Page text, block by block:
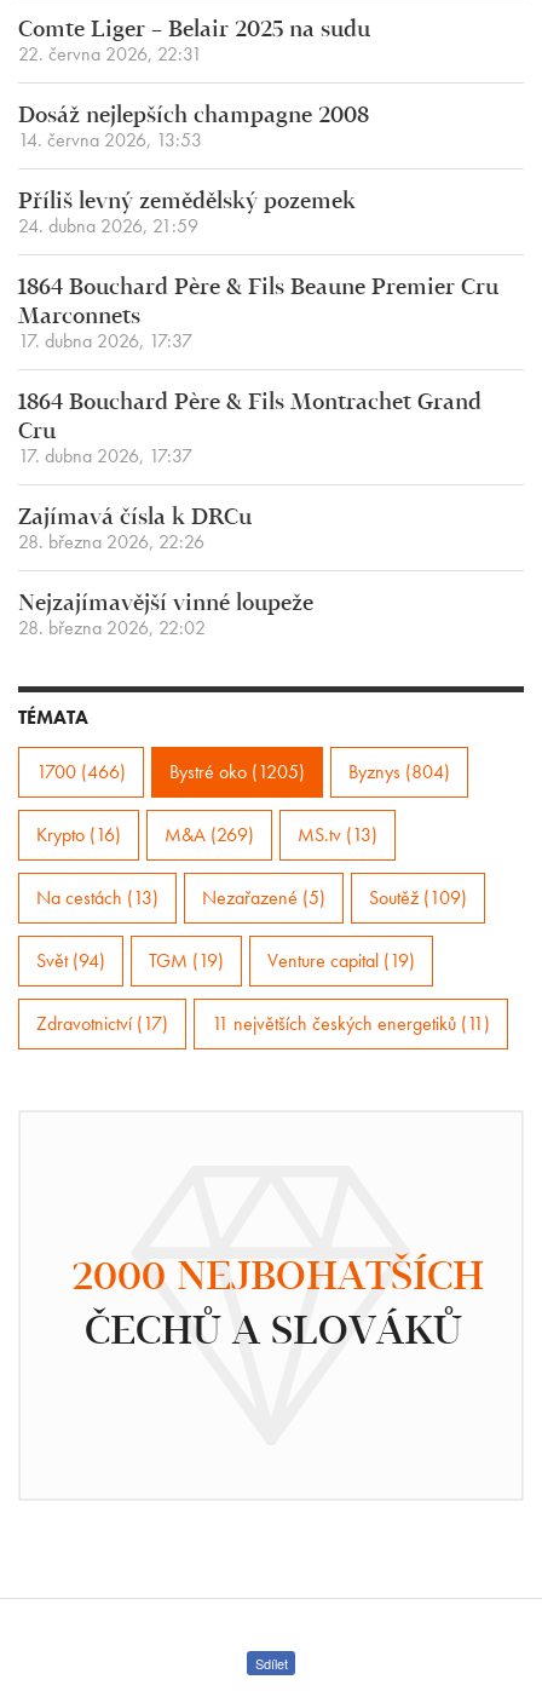
Comte Liger – Belair 2025 na sudu
22. června 2026, 22:31
Dosáž nejlepších champagne 2008
14. června 2026, 13:53
Příliš levný zemědělský pozemek
24. dubna 2026, 21:59
1864 Bouchard Père & Fils Beaune Premier Cru
Marconnets
17. dubna 2026, 17:37
1864 Bouchard Père & Fils Montrachet Grand
Cru
17. dubna 2026, 17:37
Zajímavá čísla k DRCu
28. března 2026, 22:26
Nejzajímavější vinné loupeže
28. března 2026, 22:02
TÉMATA
1700 (466) Bystré oko (1205) Byznys (804)
Krypto (16) M&A (269) MS.tv (13)
Na cestách (13) Nezařazené (5) Soutěž (109)
Svět (94) TGM (19) Venture capital (19)
Zdravotnictví (17) 11 největších českých energetiků (11)
2000 NEJBOHATŠÍCH
ČECHŮ A SLOVÁKŮ
Sdílet